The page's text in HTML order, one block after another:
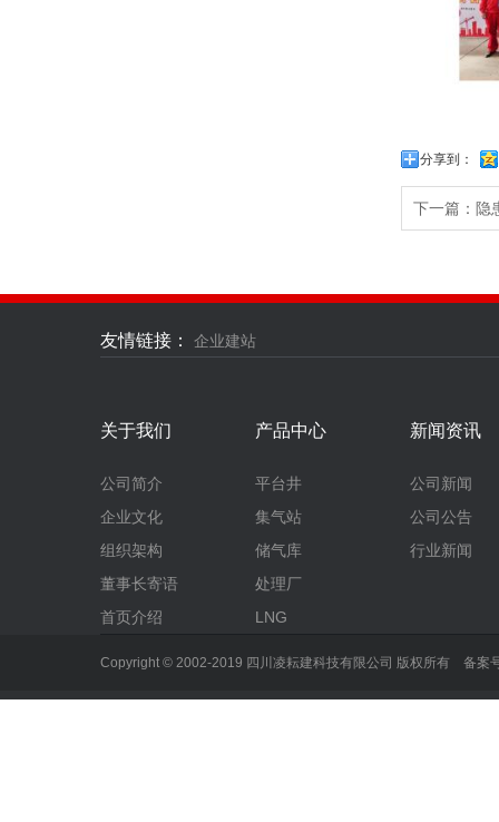
分享到：
下一篇： 隐
友情链接： 企业建站
关于我们
公司简介
企业文化
组织架构
董事长寄语
首页介绍
产品中心
平台井
集气站
储气库
处理厂
LNG
新闻资讯
公司新闻
公司公告
行业新闻
Copyright © 2002-2019 四川凌耘建科技有限公司 版权所有 备案